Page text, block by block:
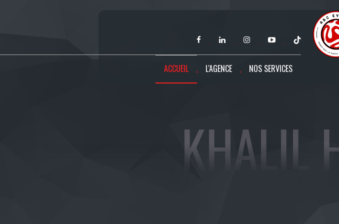
ACCUEIL L'AGENCE NOS SERVICES
KHALIL